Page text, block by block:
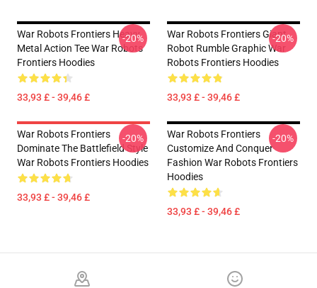
War Robots Frontiers Heavy
Metal Action Tee War Robots
Frontiers Hoodies
33,93 £ - 39,46 £
-20%
War Robots Frontiers Giant
Robot Rumble Graphic War
Robots Frontiers Hoodies
33,93 £ - 39,46 £
-20%
War Robots Frontiers
Dominate The Battlefield Style
War Robots Frontiers Hoodies
33,93 £ - 39,46 £
-20%
War Robots Frontiers
Customize And Conquer
Fashion War Robots Frontiers
Hoodies
33,93 £ - 39,46 £
-20%